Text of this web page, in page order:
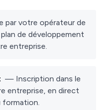
par votre opérateur de
de développement
entreprise.
— Inscription dans le
entreprise, en direct